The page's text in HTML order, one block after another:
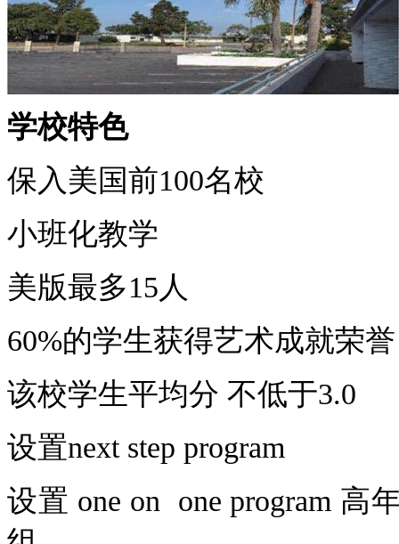
学校特色
保入美国前100名校
小班化教学
美版最多15人
60%的学生获得艺术成就荣誉
该校学生平均分 不低于3.0
设置next step program
设置 one on one program 高